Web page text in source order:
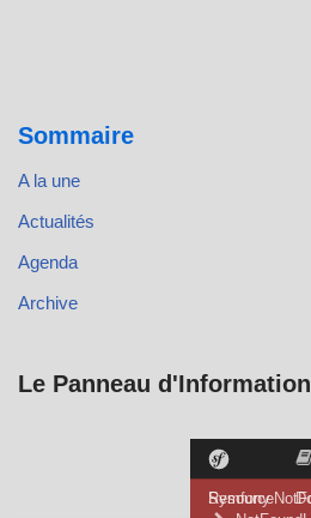
Sommaire
A la une
Actualités
Agenda
Archive
Le Panneau d'Information